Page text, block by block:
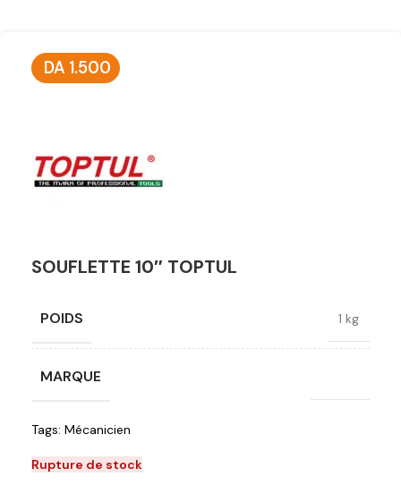
DA 1.500
SOUFLETTE 10″ TOPTUL
POIDS 1 kg
MARQUE
Tags: Mécanicien
Rupture de stock